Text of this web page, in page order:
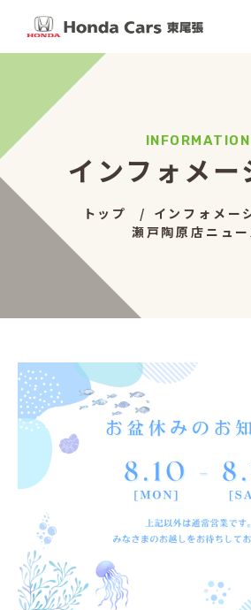
インフォメー
トップ
インフォメー
瀬戸陶原店ニュー